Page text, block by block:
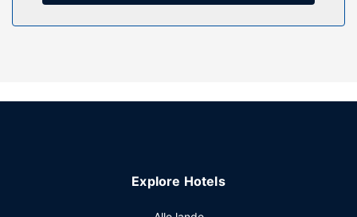
Gratis selvstændig parkering er til rådighed på stedet.
Explore Hotels